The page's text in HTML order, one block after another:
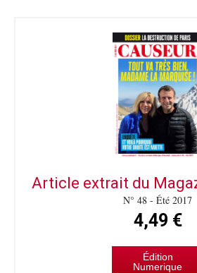
Article extrait du
N° 48 - Été 2017
4,49 €
Édition
Numerique